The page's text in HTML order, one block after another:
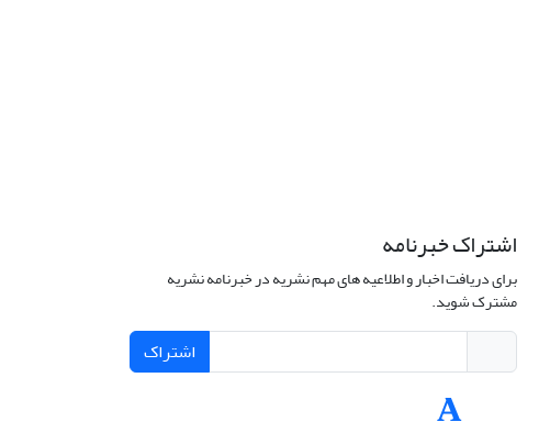
اشتراک خبرنامه
برای دریافت اخبار و اطلاعیه های مهم نشریه در خبرنامه نشریه
مشترک شوید.
اشتراک